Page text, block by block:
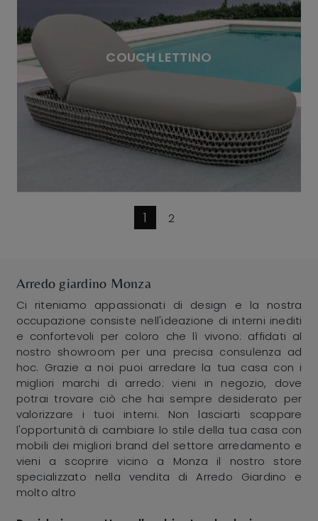
COUCH LETTINO
1 2
Arredo giardino Monza
Ci riteniamo appassionati di design e la nostra
occupazione consiste nell'ideazione di interni inediti
e confortevoli per coloro che lì vivono: affidati al
nostro showroom per una precisa consulenza ad
hoc. Grazie a noi puoi arredare la tua casa con i
migliori marchi di arredo: vieni in negozio, dove
potrai trovare ciò che hai sempre desiderato per
valorizzare i tuoi interni. Non lasciarti scappare
l'opportunità di cambiare lo stile della tua casa con
mobili dei migliori brand del settore arredamento e
vieni a scoprire vicino a Monza il nostro store
specializzato nella vendita di Arredo Giardino e
molto altro